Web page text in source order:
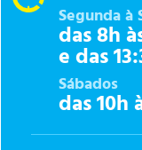
Segunda à
das 8h
e das
Sábados
das 10h